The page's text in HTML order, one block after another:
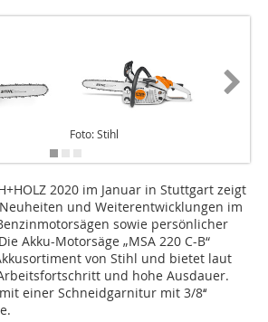
Foto: Stihl
2020 im Januar in Stuttgart zeigt
und Weiterentwicklungen im
sowie persönlicher
Akku-Motorsäge „MSA 220 C-B“
von Stihl und bietet laut
und hohe Ausdauer.
einer Schneidgarnitur mit 3/8‘‘